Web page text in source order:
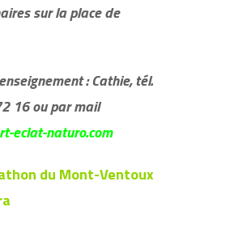
sur la place de
: Cathie, tél.
16 ou par mail
eclat-naturo.com
du Mont-Ventoux